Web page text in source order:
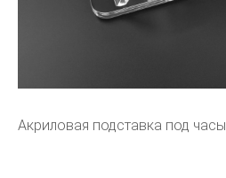
Акриловая подставка под часы